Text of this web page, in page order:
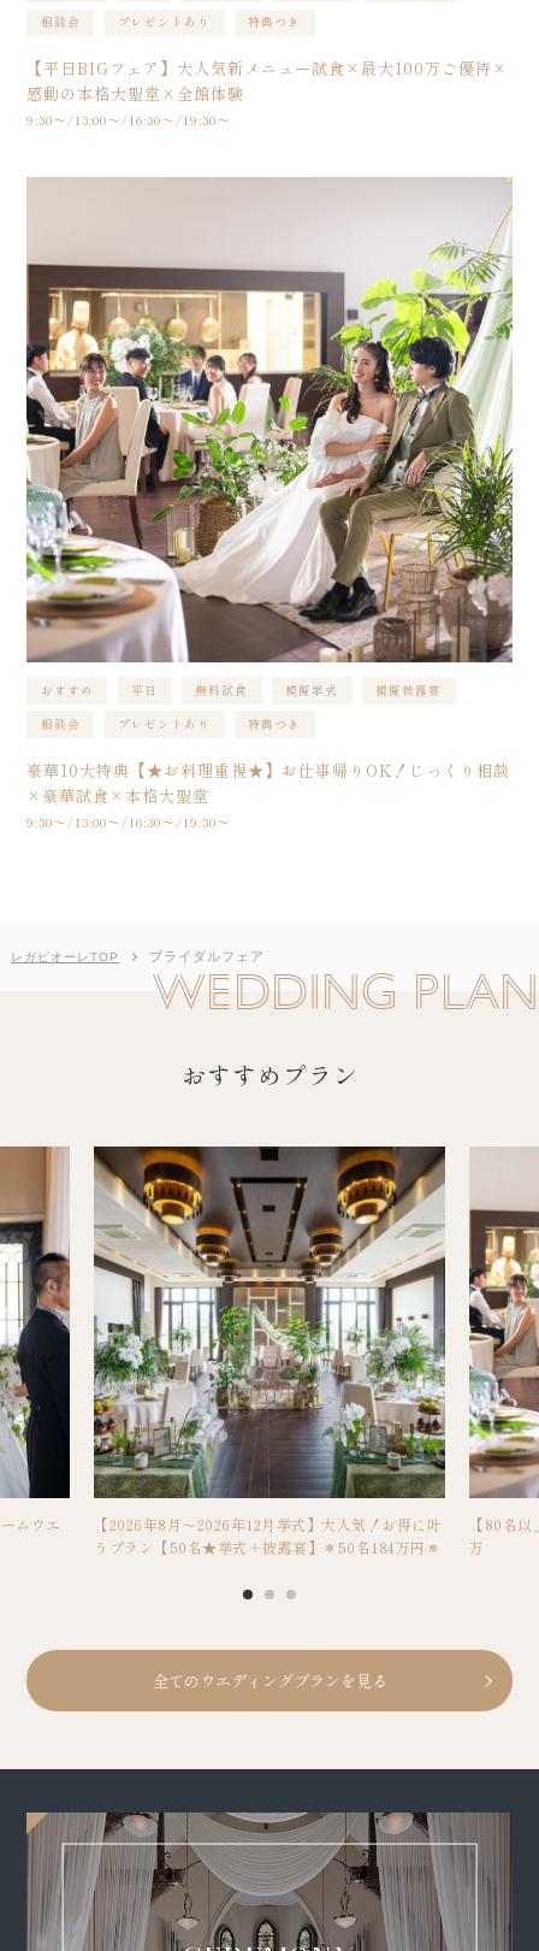
相談会 プレゼントあり 特典つき
【平日BIGフェア】大人気新メニュー試食×最大100万ご優待×
感動の本格大聖堂×全館体験
9:30〜/13:00〜/16:30〜/19:30〜
おすすめ 平日 無料試食 模擬挙式 模擬披露宴
相談会 プレゼントあり 特典つき
豪華10大特典【★お料理重視★】お仕事帰りOK！じっくり相談
×豪華試食×本格大聖堂
9:30〜/13:00〜/16:30〜/19:30〜
レガピオーレTOP ブライダルフェア
WEDDING PLAN
おすすめプラン
ムウエ
【2026年8月～2026年12月挙式】大人気！お得に叶
うプラン【50名★挙式＋披露宴】＊50名184万円＊
【80名
万
全てのウエディングプランを見る